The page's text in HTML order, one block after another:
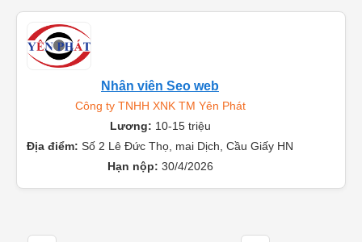
Nhân viên Seo web
Công ty TNHH XNK TM Yên Phát
Lương: 10-15 triệu
Địa điểm: Số 2 Lê Đức Thọ, mai Dịch, Cầu Giấy HN
Hạn nộp: 30/4/2026